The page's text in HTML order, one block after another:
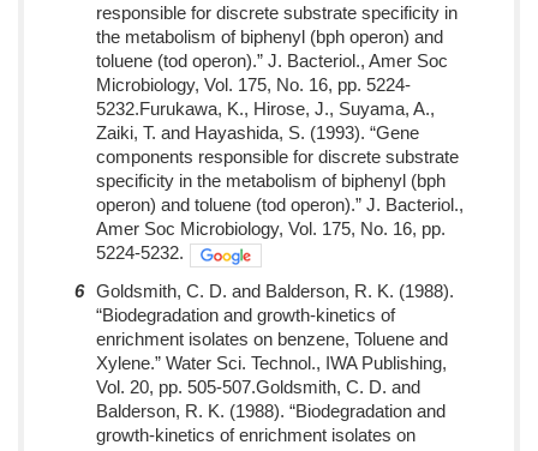
responsible for discrete substrate specificity in
the metabolism of biphenyl (bph operon) and
toluene (tod operon).” J. Bacteriol., Amer Soc
Microbiology, Vol. 175, No. 16, pp. 5224-
5232.Furukawa, K., Hirose, J., Suyama, A.,
Zaiki, T. and Hayashida, S. (1993). “Gene
components responsible for discrete substrate
specificity in the metabolism of biphenyl (bph
operon) and toluene (tod operon).” J. Bacteriol.,
Amer Soc Microbiology, Vol. 175, No. 16, pp.
5224-5232.
6 Goldsmith, C. D. and Balderson, R. K. (1988).
“Biodegradation and growth-kinetics of
enrichment isolates on benzene, Toluene and
Xylene.” Water Sci. Technol., IWA Publishing,
Vol. 20, pp. 505-507.Goldsmith, C. D. and
Balderson, R. K. (1988). “Biodegradation and
growth-kinetics of enrichment isolates on